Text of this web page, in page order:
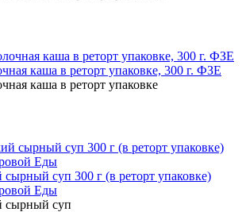
каша в реторт упаковке, 300 г. ФЗЕ
каша в реторт упаковке
суп 300 г (в реторт упаковке)
Еды
сырный суп